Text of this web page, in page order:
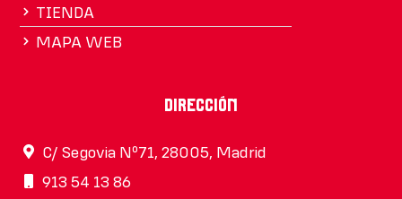
TIENDA
MAPA WEB
Dirección
C/ Segovia Nº71, 28005, Madrid
913 54 13 86